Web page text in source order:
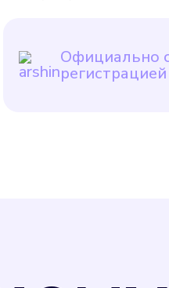
Официально
регистрацией